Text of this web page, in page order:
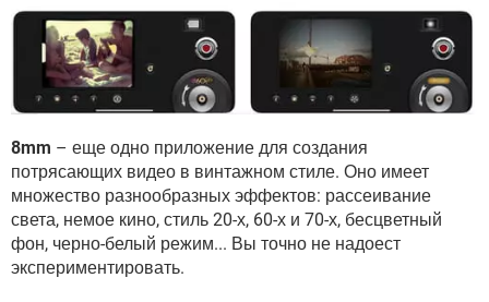
8mm – еще одно приложение для создания
потрясающих видео в винтажном стиле. Оно имеет
множество разнообразных эффектов: рассеивание
света, немое кино, стиль 20-х, 60-х и 70-х, бесцветный
фон, черно-белый режим... Вы точно не надоест
экспериментировать.